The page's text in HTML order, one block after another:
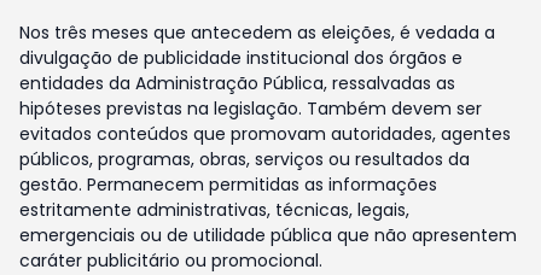
Nos três meses que antecedem as eleições, é vedada a
divulgação de publicidade institucional dos órgãos e
entidades da Administração Pública, ressalvadas as
hipóteses previstas na legislação. Também devem ser
evitados conteúdos que promovam autoridades, agentes
públicos, programas, obras, serviços ou resultados da
gestão. Permanecem permitidas as informações
estritamente administrativas, técnicas, legais,
emergenciais ou de utilidade pública que não apresentem
caráter publicitário ou promocional.